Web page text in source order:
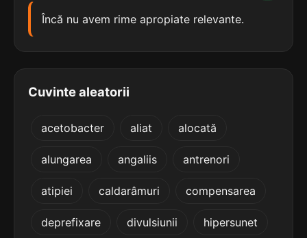
cretacee
mirtacee
pultacee
testacee
3 sil.
Încă nu avem rime apropiate relevante.
Cuvinte aleatorii
acetobacter aliat alocată
alungarea angaliis antrenori
atipiei caldarâmuri compensarea
deprefixare divulsiunii hipersunet